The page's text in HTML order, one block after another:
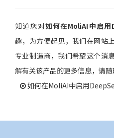
知道您对如何在MoliAI中启用
趣，为方便起见，我们在网站
专业制造商，我们希望这个消
解有关该产品的更多信息，请随
如何在MoliAI中启用